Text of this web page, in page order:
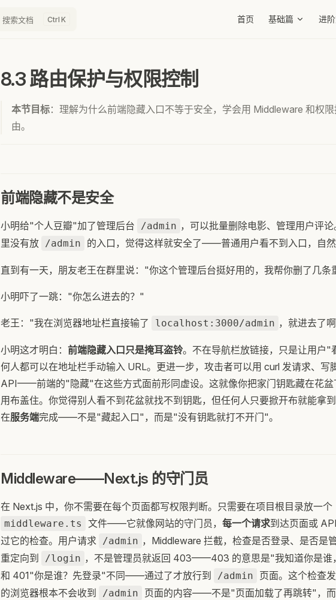
搜索文档 K 首页 基础篇 进
8.3 路由保护与权限控制
本节目标：理解为什么前端隐藏入口不等于安全，学会用 Middleware 和权
由。
前端隐藏不是安全
小明给"个人豆瓣"加了管理后台 /admin ，可以批量删除电影、管理用户评
里没有放 /admin 的入口，觉得这样就安全了——普通用户看不到入口，自
直到有一天，朋友老王在群里说："你这个管理后台挺好用的，我帮你删了几条
小明吓了一跳："你怎么进去的？"
老王："我在浏览器地址栏直接输了 localhost:3000/admin ，就进去了
小明这才明白： 前端隐藏入口只是掩耳盗铃。不在导航栏放链接，只是让用户"
何人都可以在地址栏手动输入 URL。更进一步，攻击者可以用 curl 发请求、写
API——前端的"隐藏"在这些方式面前形同虚设。这就像你把家门钥匙藏在花盆
用布盖住。你觉得别人看不到花盆就找不到钥匙，但任何人只要掀开布就能拿
在服务端完成——不是"藏起入口"，而是"没有钥匙就打不开门"。
Middleware——Next.js 的守门员
在 Next.js 中，你不需要在每个页面都写权限判断。只需要在项目根目录放一个
middleware.ts 文件——它就像网站的守门员， 每一个请求到达页面或
过它的检查。用户请求 /admin ，Middleware 拦截，检查是否登录、是否是
重定向到
/login ，不是管理员就返回 403——403 的意思是"我知道你是谁
和 401"你是谁？先登录"不同——通过了才放行到
/admin
页面。这个检查
的浏览器根本不会收到
/admin
页面的内容——不是"页面加载了再跳转"，